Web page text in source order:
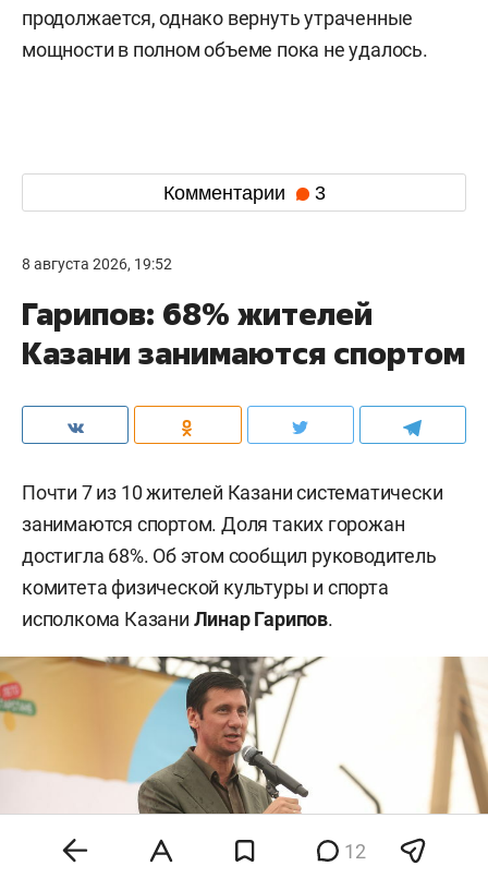
продолжается, однако вернуть утраченные
мощности в полном объеме пока не удалось.
Комментарии 3
8 августа 2026, 19:52
Гарипов: 68% жителей
Казани занимаются спортом
Почти 7 из 10 жителей Казани систематически
занимаются спортом. Доля таких горожан
достигла 68%. Об этом сообщил руководитель
комитета физической культуры и спорта
исполкома Казани Линар Гарипов.
12